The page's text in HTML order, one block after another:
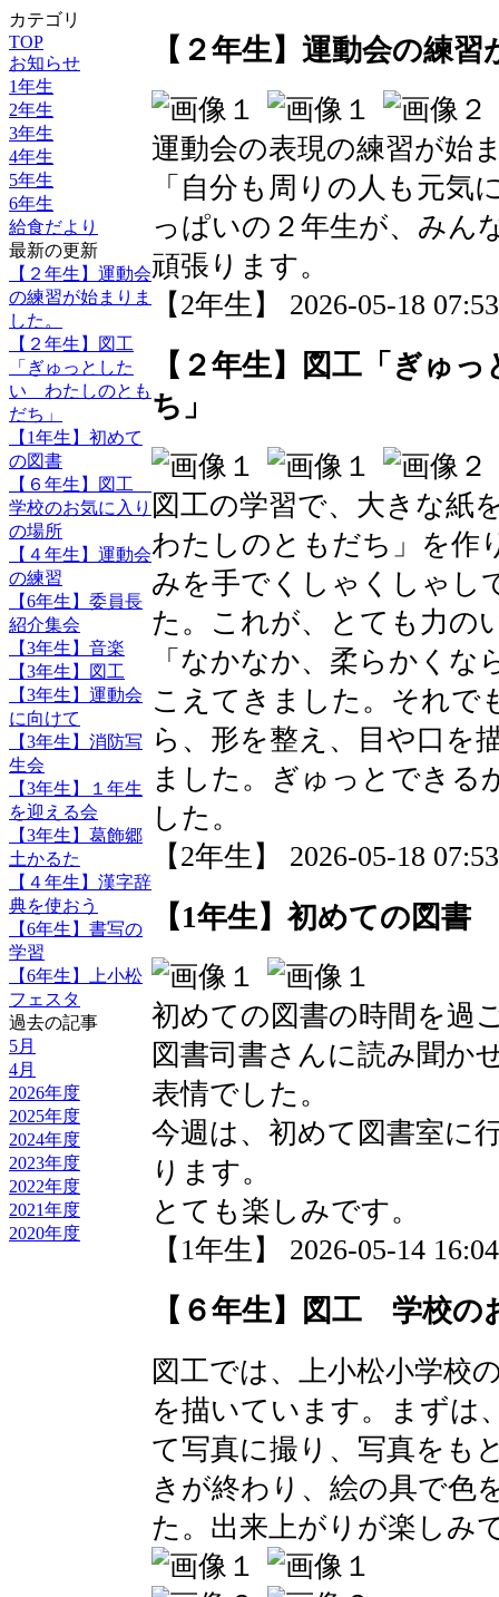
カテゴリ
TOP
お知らせ
1年生
2年生
3年生
4年生
5年生
6年生
給食だより
最新の更新
【２年生】運動会
の練習が始まりま
した。
【２年生】図工
「ぎゅっとした
い わたしのとも
だち」
【1年生】初めて
の図書
【６年生】図工
学校のお気に入り
の場所
【４年生】運動会
の練習
【6年生】委員長
紹介集会
【3年生】音楽
【3年生】図工
【3年生】運動会
に向けて
【3年生】消防写
生会
【3年生】１年生
を迎える会
【3年生】葛飾郷
土かるた
【４年生】漢字辞
典を使おう
【6年生】書写の
学習
【6年生】上小松
フェスタ
過去の記事
5月
4月
2026年度
2025年度
2024年度
2023年度
2022年度
2021年度
2020年度
【２年生】運動会の練
運動会の表現の練習が始
「自分も周りの人も元気
っぱいの２年生が、みん
頑張ります。
【2年生】 2026-05-18
【２年生】図工「ぎゅ
ち」
図工の学習で、大きな
わたしのともだち」を作
みを手でくしゃくしゃし
た。これが、とても力の
「なかなか、柔らかく
こえてきました。それで
ら、形を整え、目や口を
ました。ぎゅっとできる
した。
【2年生】 2026-05-18
【1年生】初めての図書
初めての図書の時間を過
図書司書さんに読み聞か
表情でした。
今週は、初めて図書室に
ります。
とても楽しみです。
【1年生】 2026-05-14
【６年生】図工 学校の
図工では、上小松小学校
を描いています。まずは
て写真に撮り、写真をも
きが終わり、絵の具で色
た。出来上がりが楽しみ